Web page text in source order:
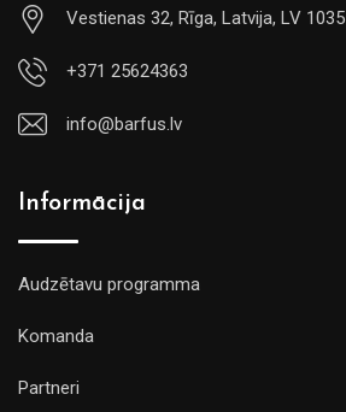
Vestienas 32, Rīga, Latvija, LV 1035
+371 25624363
info@barfus.lv
Informācija
Audzētavu programma
Komanda
Partneri